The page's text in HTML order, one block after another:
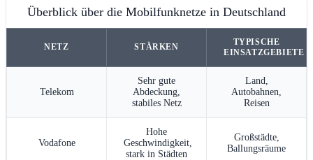
Überblick über die Mobilfunknetze in Deutschland
NETZ STÄRKEN
TYPISCHE
EINSATZGEBIETE
Telekom
Sehr gute
Abdeckung,
stabiles Netz
Land,
Autobahnen,
Reisen
Vodafone
Hohe
Geschwindigkeit,
stark in Städten
Großstädte,
Ballungsräume